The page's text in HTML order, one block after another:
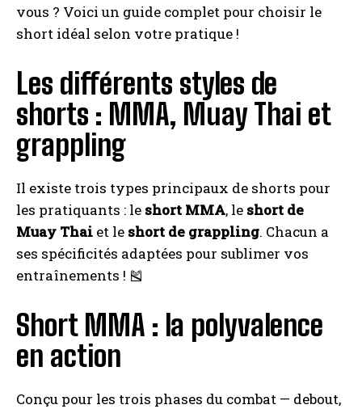
vous ? Voici un guide complet pour choisir le
short idéal selon votre pratique !
Les différents styles de
shorts : MMA, Muay Thai et
grappling
Il existe trois types principaux de shorts pour
les pratiquants : le short MMA, le short de
Muay Thai et le short de grappling. Chacun a
ses spécificités adaptées pour sublimer vos
entraînements ! 🎽
Short MMA : la polyvalence
en action
Conçu pour les trois phases du combat — debout,